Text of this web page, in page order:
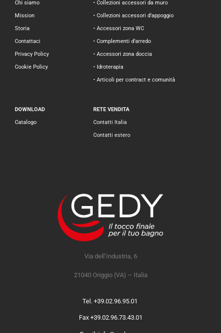
Chi siamo
Mission
Storia
Contattaci
Privacy Policy
Cookie Policy
• Collezioni accessori da muro
• Collezioni accessori d’appoggio
• Accessori zona WC
• Complementi d’arredo
• Accessori zona doccia
• Idroterapia
• Articoli per contract e comunità
DOWNLOAD
Catalogo
RETE VENDITA
Contatti Italia
Contatti estero
Via dell’Industria, 6
21040 Origgio (VA) – Italia
Tel. +39.02.96.95.01
Fax +39.02.96.73.43.01